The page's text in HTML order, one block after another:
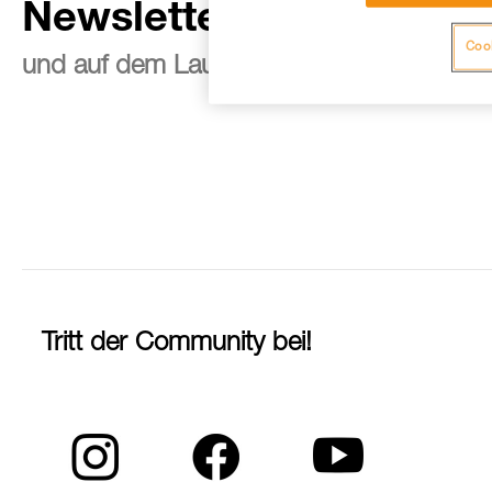
Newsletter abonnieren
und auf dem Laufenden bleiben
Tritt der Community bei!